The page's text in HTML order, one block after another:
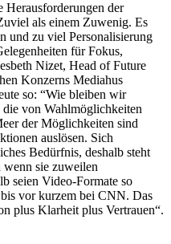
Herausforderungen der
als einem Zuwenig. Es
und zu viel Personalisierung
für Fokus,
Nizet, Head of Future
Konzerns Mediahus
so: “Wie bleiben wir
von Wahlmöglichkeiten
der Möglichkeiten sind
auslösen. Sich
Bedürfnis, deshalb steht
sie zuweilen
seien Video-Formate so
vor kurzem bei CNN. Das
plus Klarheit plus Vertrauen“.